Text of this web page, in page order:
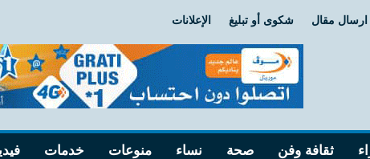
ارسال مقال شكوى أو تبليغ الإعلانات
ثقافة وفن صحة نساء منوعات خدمات